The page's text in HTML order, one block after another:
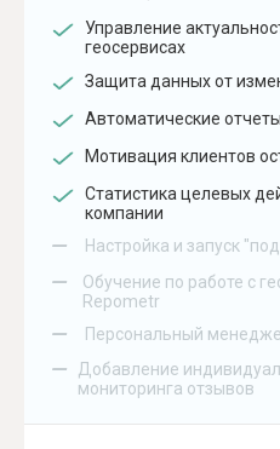
Управление
геосервисах
Защита данных от
Автоматические
Мотивация клиентов
Статистика целевых
компании
– Настройка и запуск
–
Обучение по работе с
Repometr
– Персональный
–
Добавление
мониторинга отзывов